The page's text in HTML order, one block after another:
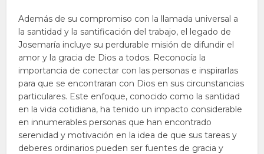
Además de su compromiso con la llamada universal a
la santidad y la santificación del trabajo, el legado de
Josemaría incluye su perdurable misión de difundir el
amor y la gracia de Dios a todos. Reconocía la
importancia de conectar con las personas e inspirarlas
para que se encontraran con Dios en sus circunstancias
particulares. Este enfoque, conocido como la santidad
en la vida cotidiana, ha tenido un impacto considerable
en innumerables personas que han encontrado
serenidad y motivación en la idea de que sus tareas y
deberes ordinarios pueden ser fuentes de gracia y